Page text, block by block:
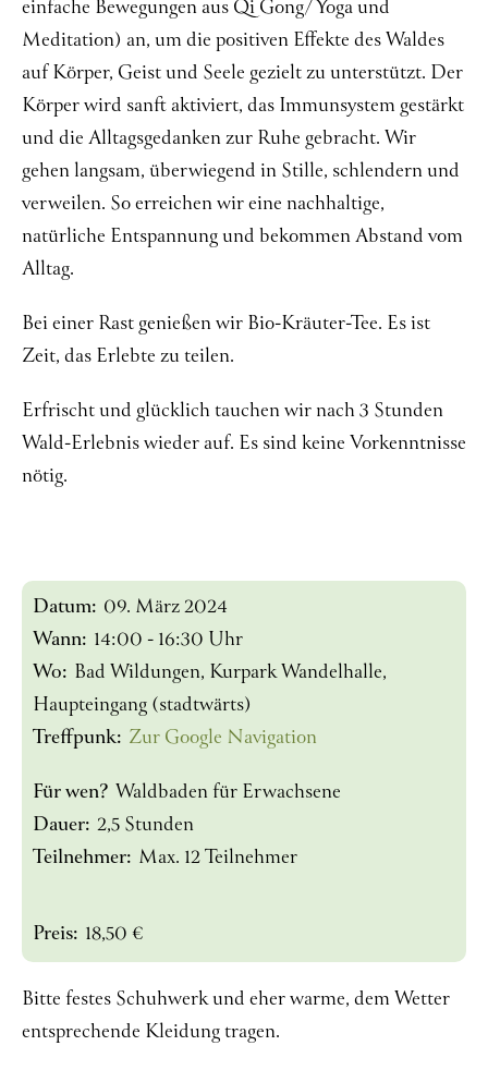
einfache Bewegungen aus Qi Gong/Yoga und
Meditation) an, um die positiven Effekte des Waldes
auf Körper, Geist und Seele gezielt zu unterstützt. Der
Körper wird sanft aktiviert, das Immunsystem gestärkt
und die Alltagsgedanken zur Ruhe gebracht. Wir
gehen langsam, überwiegend in Stille, schlendern und
verweilen. So erreichen wir eine nachhaltige,
natürliche Entspannung und bekommen Abstand vom
Alltag.
Bei einer Rast genießen wir Bio-Kräuter-Tee. Es ist
Zeit, das Erlebte zu teilen.
Erfrischt und glücklich tauchen wir nach 3 Stunden
Wald-Erlebnis wieder auf. Es sind keine Vorkenntnisse
nötig.
Datum: 09. März 2024
Wann: 14:00 - 16:30 Uhr
Wo: Bad Wildungen, Kurpark Wandelhalle,
Haupteingang (stadtwärts)
Treffpunk: Zur Google Navigation
Für wen? Waldbaden für Erwachsene
Dauer: 2,5 Stunden
Teilnehmer: Max. 12 Teilnehmer
Preis: 18,50 €
Bitte festes Schuhwerk und eher warme, dem Wetter
entsprechende Kleidung tragen.